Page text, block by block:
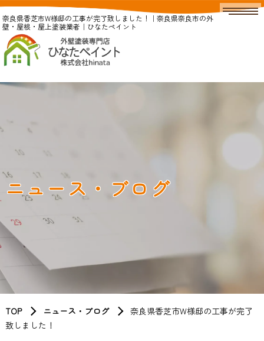
奈良県香芝市W様邸の工事が完了致しました！｜奈良県奈良市の外
壁・屋根・屋上塗装業者｜ひなたペイント
ニュース・ブログ
TOP ニュース・ブログ
奈良県香芝市W様邸の工事が完了
致しました！